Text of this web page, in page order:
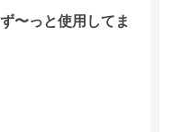
〜っと使用してま